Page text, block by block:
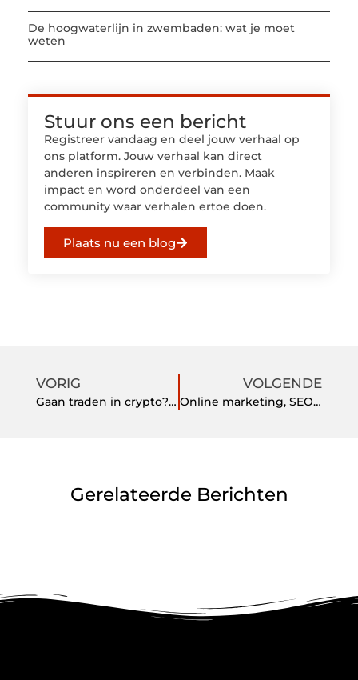
De hoogwaterlijn in zwembaden: wat je moet
weten
Stuur ons een bericht
Registreer vandaag en deel jouw verhaal op
ons platform. Jouw verhaal kan direct
anderen inspireren en verbinden. Maak
impact en word onderdeel van een
community waar verhalen ertoe doen.
Plaats nu een blog
VORIG
Gaan traden in crypto? Vergroot jouw succes met een platform die geschikt is voor nieuwkomers
VOLGENDE
Online marketing, SEO en SEA
Gerelateerde Berichten